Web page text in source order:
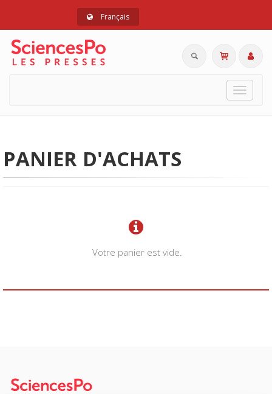
Français
Toggle
PANIER D'ACHATS
Votre panier est vide.